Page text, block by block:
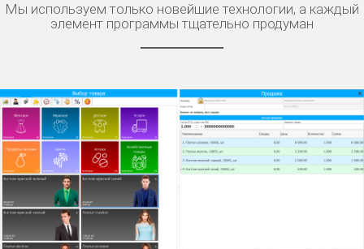
Мы используем только новейшие технологии, а каждый
элемент программы тщательно продуман